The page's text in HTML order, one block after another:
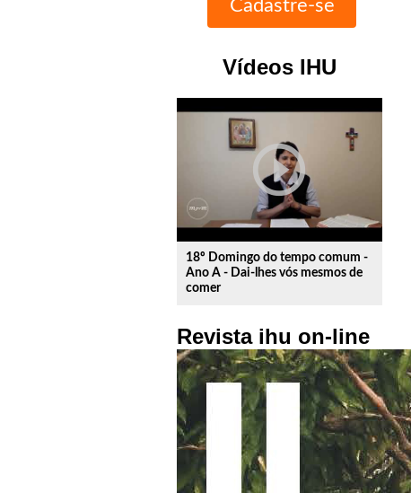
Vídeos IHU
play_circle_outline
18º Domingo do tempo comum -
Ano A - Dai-lhes vós mesmos de
comer
Revista ihu on-line